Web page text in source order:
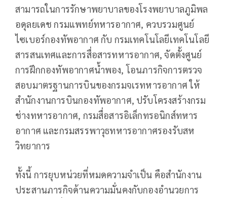
สามารถในการรักษาพยาบาลของโรงพยาบาลภูมิพล
อดุลยเดช กรมแพทย์ทหารอากาศ, ควบรวมศูนย์
ไซเบอร์กองทัพอากาศ กับ กรมเทคโนโลยีเทคโนโลยี
สารสนเทศและการสื่อสารทหารอากาศ, จัดตั้งศูนย์
การฝึกกองทัพอากาศน้ำพอง, โอนภารกิจการตรวจ
สอบมาตรฐานการบินของกรมจเรทหารอากาศ ให้
สำนักงานการบินกองทัพอากาศ, ปรับโครงสร้างกรม
ช่างทหารอากาศ, กรมสื่อสารอิเล็กทรอนิกส์ทหาร
อากาศ และกรมสรรพาวุธทหารอากาศรองรับสห
วิทยาการ
ทั้งนี้ การยุบหน่วยที่หมดความจำเป็น คือสำนักงาน
ประสานภารกิจด้านความมั่นคงกับกองอำนวยการ